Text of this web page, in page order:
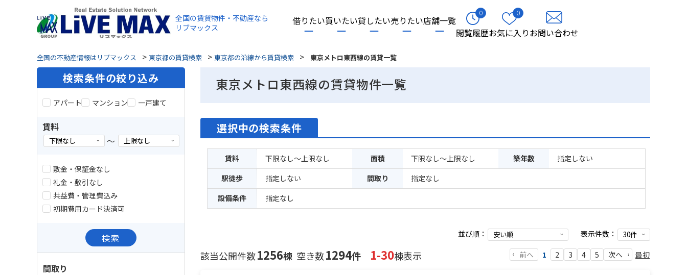
全国の賃貸物件・不動産なら
リブマックス
借りたい買いたい貸したい売りたい店舗一覧
0
閲覧履歴
0
お気に入りお問い合わせ
全国の不動産情報はリブマックス > 東京都の賃貸検索 > 東京都の沿線から賃貸検索 > 東京メトロ東西線の賃貸一覧
東京メトロ東西線の賃貸物件一覧
選択中の検索条件
賃料 下限なし～上限なし 面積 下限なし～上限なし 築年数
指定しない
駅徒歩
指定しない 間取り
指定なし
設備条件
指定なし
並び順： 表示件数：
該当公開件数1256棟 空き数1294件 1-30棟表示 前へ 1 2 3 4 5 次へ 最初
検索条件の絞り込み
アパート マンション 一戸建て
賃料
～
敷金・保証金なし
礼金・敷引なし
共益費・管理費込み
初期費用カード決済可
検索
間取り